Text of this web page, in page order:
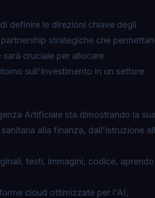
definire le direzioni chiave degli
strategiche che
cruciale per allocare
sull'investimento in un settore
Artificiale sta dimostrando la
alla finanza, dall'istruzione
testi, immagini, codice, aprendo
cloud ottimizzate per l'AI,